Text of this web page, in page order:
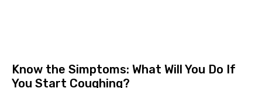
Know the Simptoms: What Will You Do If
You Start Coughing?